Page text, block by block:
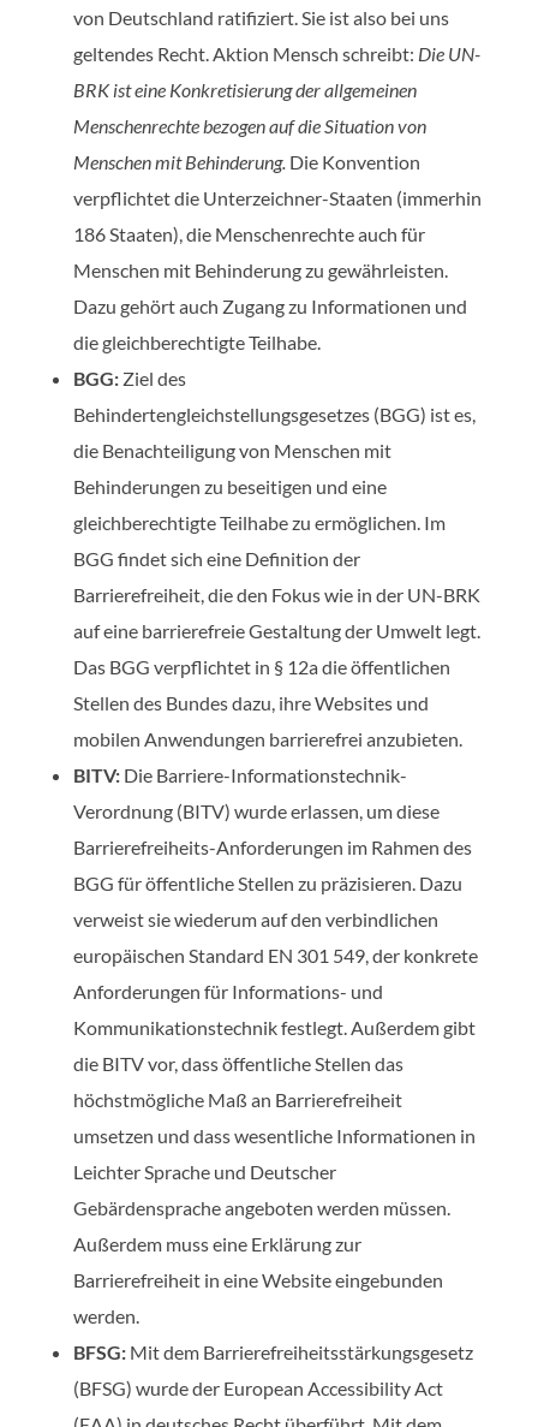
von Deutschland ratifiziert. Sie ist also bei uns
geltendes Recht. Aktion Mensch schreibt: Die UN-
BRK ist eine Konkretisierung der allgemeinen
Menschenrechte bezogen auf die Situation von
Menschen mit Behinderung. Die Konvention
verpflichtet die Unterzeichner-Staaten (immerhin
186 Staaten), die Menschenrechte auch für
Menschen mit Behinderung zu gewährleisten.
Dazu gehört auch Zugang zu Informationen und
die gleichberechtigte Teilhabe.
BGG:Ziel des
Behindertengleichstellungsgesetzes (BGG) ist es,
die Benachteiligung von Menschen mit
Behinderungen zu beseitigen und eine
gleichberechtigte Teilhabe zu ermöglichen. Im
BGG findet sich eine Definition der
Barrierefreiheit, die den Fokus wie in der UN-BRK
auf eine barrierefreie Gestaltung der Umwelt legt.
Das BGG verpflichtet in § 12a die öffentlichen
Stellen des Bundes dazu, ihre Websites und
mobilen Anwendungen barrierefrei anzubieten.
BITV:Die Barriere-Informationstechnik-
Verordnung (BITV) wurde erlassen, um diese
Barrierefreiheits-Anforderungen im Rahmen des
BGG für öffentliche Stellen zu präzisieren. Dazu
verweist sie wiederum auf den verbindlichen
europäischen Standard EN 301 549, der konkrete
Anforderungen für Informations- und
Kommunikationstechnik festlegt. Außerdem gibt
die BITV vor, dass öffentliche Stellen das
höchstmögliche Maß an Barrierefreiheit
umsetzen und dass wesentliche Informationen in
Leichter Sprache und Deutscher
Gebärdensprache angeboten werden müssen.
Außerdem muss eine Erklärung zur
Barrierefreiheit in eine Website eingebunden
werden.
BFSG: Mit dem Barrierefreiheitsstärkungsgesetz
(BFSG) wurde der European Accessibility Act